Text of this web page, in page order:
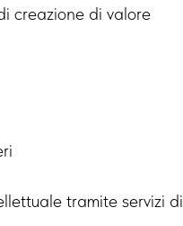
creazione di valore
tramite servizi di